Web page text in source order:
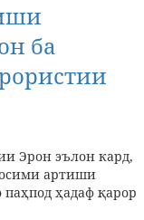
ба
Эрон эълон кард,
артиши
ҳадаф қарор